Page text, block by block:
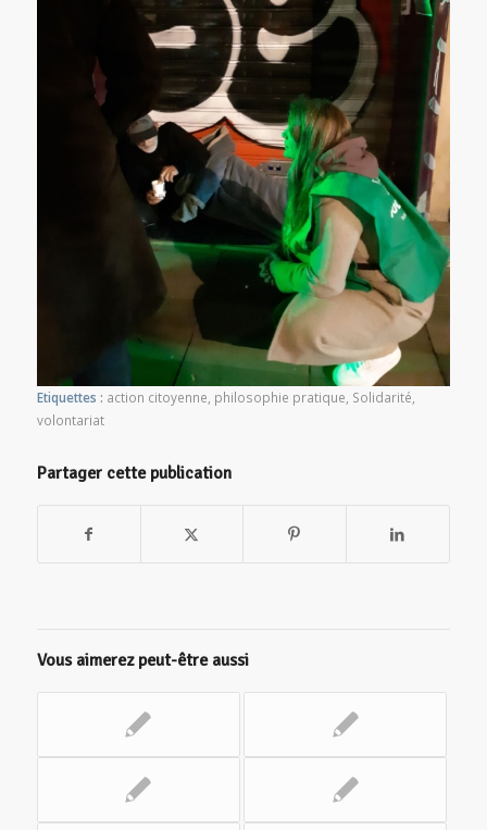
Etiquettes : action citoyenne, philosophie pratique, Solidarité,
volontariat
Partager cette publication
Vous aimerez peut-être aussi